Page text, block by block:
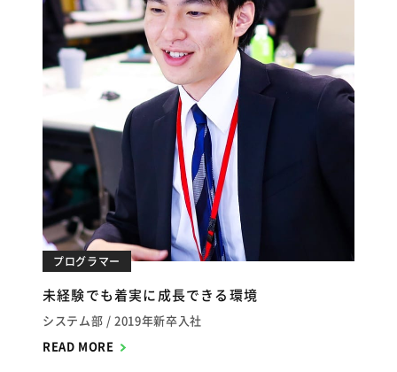
プログラマー
未経験でも着実に成長できる環境
システム部 2019年新卒入社
READ MORE